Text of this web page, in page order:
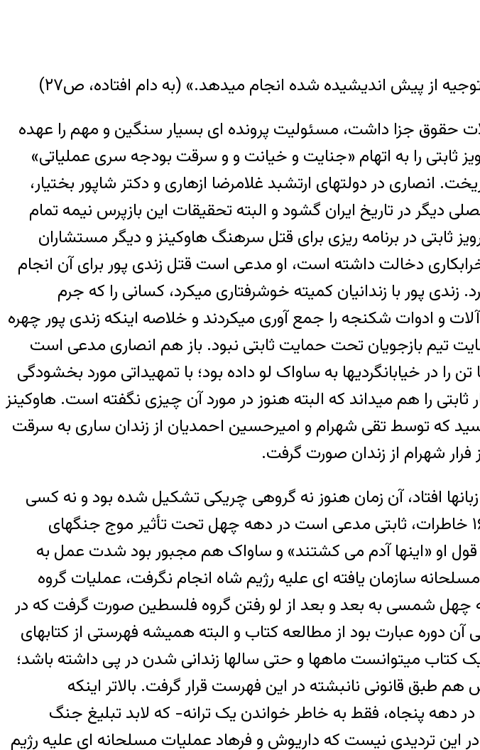
از پیش اندیشیده شده انجام میدهد.» (به دام افتاده، ص۲۷)
حقوق جزا داشت، مسئولیت پرونده ای بسیار سنگین و مهم را عهده
در آبانماه سال ۱۳۵۷ حکم بازداشت پرویز ثابتی را به اتهام «جنایت و خیانت و و سرقت بودجه سری عملیاتی»
انصاری در دولتهای ارتشبد غلامرضا ازهاری و دکتر شاپور بختیار،
دیگر در تاریخ ایران گشود و البته تحقیقات این بازپرس نیمه تمام
ثابتی در برنامه ریزی برای قتل سرهنگ هاوکینز و دیگر مستشاران
دخالت داشته است، او مدعی است قتل زندی پور برای آن انجام
پور با زندانیان کمیته خوشرفتاری میکرد، کسانی را که جرم
و ادوات شکنجه را جمع آوری میکردند و خلاصه اینکه زندی پور چهره
تیم بازجویان تحت حمایت ثابتی نبود. باز هم انصاری مدعی است
در خیابانگردیها به ساواک لو داده بود؛ با تمهیداتی مورد بخشودگی
ثابتی را هم میداند که البته هنوز در مورد آن چیزی نگفته است. هاوکینز
که توسط تقی شهرام و امیرحسین احمدیان از زندان ساری به سرقت
افتاد، آن زمان هنوز نه گروهی چریکی تشکیل شده بود و نه کسی
عملیاتی مسلحانه علیه رژیم سابق انجام داده بود، حال آنکه در صفحه ۱۶۸ خاطرات، ثابتی مدعی است در دهه چهل تحت تأثیر موج جنگهای
قول او «اینها آدم می کشتند» و ساواک هم مجبور بود شدت عمل به
سازمان یافته ای علیه رژیم شاه انجام نگرفت، عملیات گروه
چهل شمسی به بعد و بعد از لو رفتن گروه فلسطین صورت گرفت که در
دوره عبارت بود از مطالعه کتاب و البته همیشه فهرستی از کتابهای
کتاب میتوانست ماهها و حتی سالها زندانی شدن در پی داشته باشد؛
قانونی نانبشته در این فهرست قرار گرفت. بالاتر اینکه
در دهه پنجاه، فقط به خاطر خواندن یک ترانه- که لابد تبلیغ جنگ
این تردیدی نیست که داریوش و فرهاد عملیات مسلحانه ای علیه رژیم